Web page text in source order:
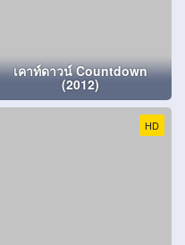
เคาท์ดาวน์ Countdown
(2012)
HD